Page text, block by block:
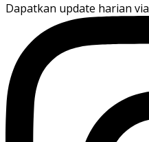
Dapatkan update harian via